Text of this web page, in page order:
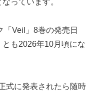
っています。
「Veil」8巻の発売日
も2026年10月頃にな
式に発表されたら随時